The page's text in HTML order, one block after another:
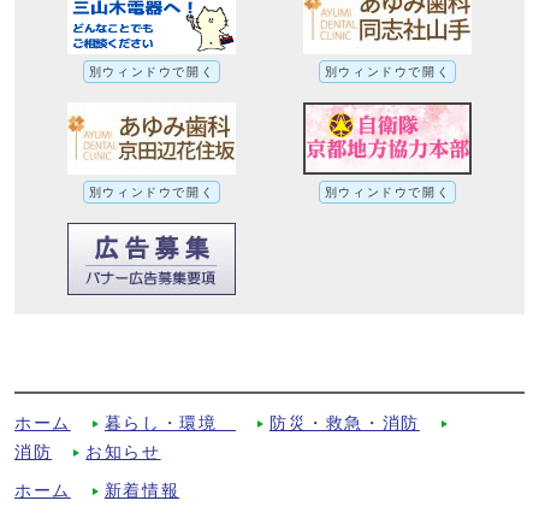
別ウィンドウで開く 別ウィンドウで開く
別ウィンドウで開く 別ウィンドウで開く
ホーム 暮らし・環境
防災・救急・消防
消防
お知らせ
ホーム 新着情報